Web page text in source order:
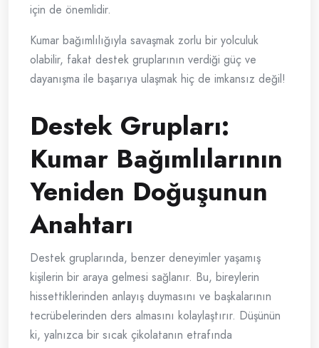
için de önemlidir.
Kumar bağımlılığıyla savaşmak zorlu bir yolculuk
olabilir, fakat destek gruplarının verdiği güç ve
dayanışma ile başarıya ulaşmak hiç de imkansız değil!
Destek Grupları:
Kumar Bağımlılarının
Yeniden Doğuşunun
Anahtarı
Destek gruplarında, benzer deneyimler yaşamış
kişilerin bir araya gelmesi sağlanır. Bu, bireylerin
hissettiklerinden anlayış duymasını ve başkalarının
tecrübelerinden ders almasını kolaylaştırır. Düşünün
ki, yalnızca bir sıcak çikolatanın etrafında